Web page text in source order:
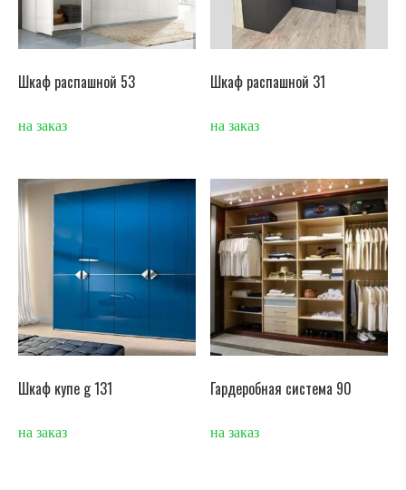
Шкаф распашной 53
на заказ
Шкаф распашной 31
на заказ
Шкаф купе g 131
на заказ
Гардеробная система 90
на заказ